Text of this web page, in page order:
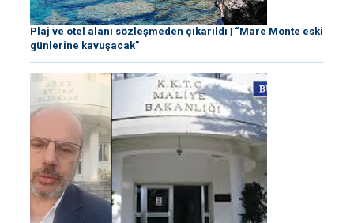
Plaj ve otel alanı sözleşmeden çıkarıldı | “Mare Monte eski
günlerine kavuşacak”